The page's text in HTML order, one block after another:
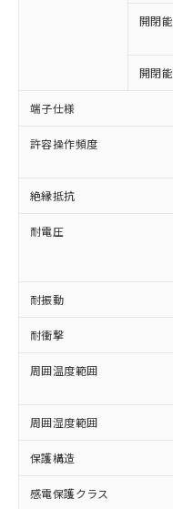
開閉
開閉
端子仕様
許容操作頻度
絶縁抵抗
耐電圧
耐振動
耐衝撃
周囲温度範囲
周囲湿度範囲
保護構造
感電保護クラス
ことをご
在庫状況
記載して
タに基づ
覧された
準価格と
正式な納
様のお取
ムロン制
オムロン
販
在庫状況
事前の承
示しない
マイパー
ビス）を
メンバー
お客様が
登録され
および当
品・サー
引・商談
いたものが、
むを得ず変更
*EU RoHS指令（10
鉛(Pb) 1000ppm以
六価クロム(Cr(Ⅵ))
類(PBB) 1000ppm
(PBDE) 1000ppm以
ル) (DEHP)(別名：
ルベンジル（BBP
（DBP）
(DIBP) 1000ppm以下
但し、RoHS指令で
フタル酸エステル
図的な使用がない
部品在庫の切
月が前後する
※3 非含有証
下記の非含有
とができます。
基準値を超え
「－」：未確
ム) : 100ppm、
Cr(Ⅵ)(六価クロム) :
ニル類) : 1000ppm
ル類) : 1000ppm、
DBP(フタル酸ジブ
イソブチル) :
ル) : 1000ppm、
DEHP(フタル酸ビ
「ｅ」：有害
準値以下であ
「10」：通常
質が外部に漏
及ぼさない年数
「－」：未確
い合わせくださ
当社は、
為替およ
（以下｢
または国
国政府の
可)を取
当社は規
全に破砕
いよう必
当社は貴
ル、化学
武器並び
当社は、
場合は、
該第三者
販売先お
法に輸出
り引きを
説明
○ 一定
一定
在庫
いて
たは
機器
白
受注
情報